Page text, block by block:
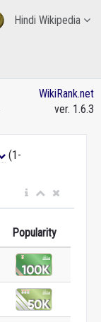
Hindi Wikipedia
WikiRank.net
ver. 1.6.3
(1-
Popularity